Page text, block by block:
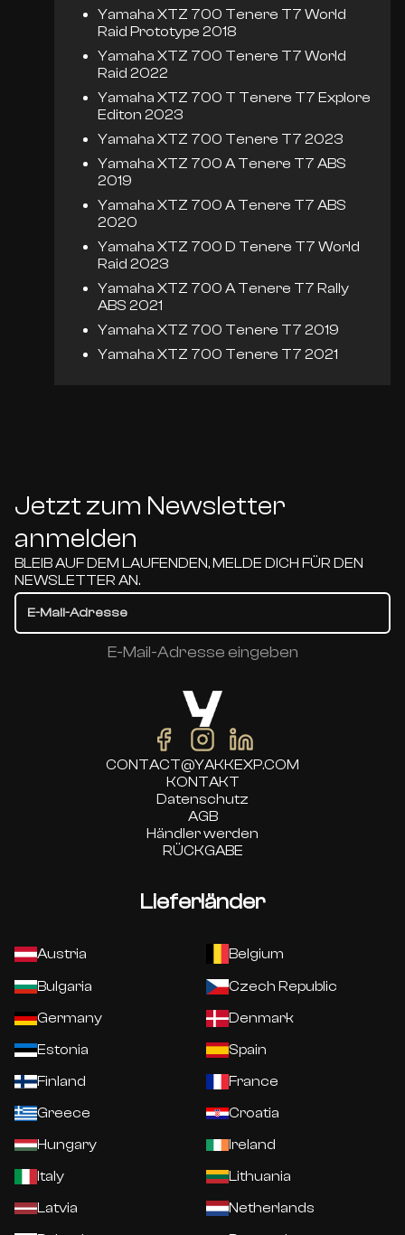
Yamaha XTZ 700 Tenere T7 World
Raid Prototype 2018
Yamaha XTZ 700 Tenere T7 World
Raid 2022
Yamaha XTZ 700 T Tenere T7 Explore
Editon 2023
Yamaha XTZ 700 Tenere T7 2023
Yamaha XTZ 700 A Tenere T7 ABS
2019
Yamaha XTZ 700 A Tenere T7 ABS
2020
Yamaha XTZ 700 D Tenere T7 World
Raid 2023
Yamaha XTZ 700 A Tenere T7 Rally
ABS 2021
Yamaha XTZ 700 Tenere T7 2019
Yamaha XTZ 700 Tenere T7 2021
Jetzt zum Newsletter
anmelden
BLEIB AUF DEM LAUFENDEN, MELDE DICH FÜR DEN
NEWSLETTER AN.
E-Mail-Adresse eingeben
CONTACT@YAKKEXP.COM
KONTAKT
Datenschutz
AGB
Händler werden
RÜCKGABE
Lieferländer
Austria Belgium
Bulgaria
Czech Republic
Germany
Denmark
Estonia
Spain
Finland
France
Greece
Croatia
Hungary
Ireland
Italy
Lithuania
Latvia
Netherlands